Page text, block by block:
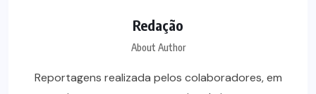
Redação
About Author
Reportagens realizada pelos colaboradores, em